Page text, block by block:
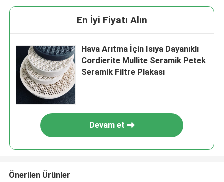
En İyi Fiyatı Alın
Hava Arıtma İçin Isıya Dayanıklı
Cordierite Mullite Seramik Petek
Seramik Filtre Plakası
Devam et
Önerilen Ürünler